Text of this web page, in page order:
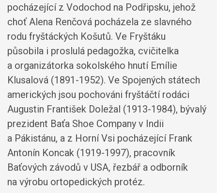
pocházející z Vodochod na Podřipsku, jehož
choť Alena Renčová pocházela ze slavného
rodu fryštáckých Košutů. Ve Fryštáku
působila i proslulá pedagožka, cvičitelka
a organizátorka sokolského hnutí Emílie
Klusalová (1891-1952). Ve Spojených státech
amerických jsou pochováni fryštáčtí rodáci
Augustin František Doležal (1913-1984), bývalý
prezident Baťa Shoe Company v Indii
a Pákistánu, a z Horní Vsi pocházející Frank
Antonín Koncak (1919-1997), pracovník
Baťových závodů v USA, řezbář a odborník
na výrobu ortopedických protéz.